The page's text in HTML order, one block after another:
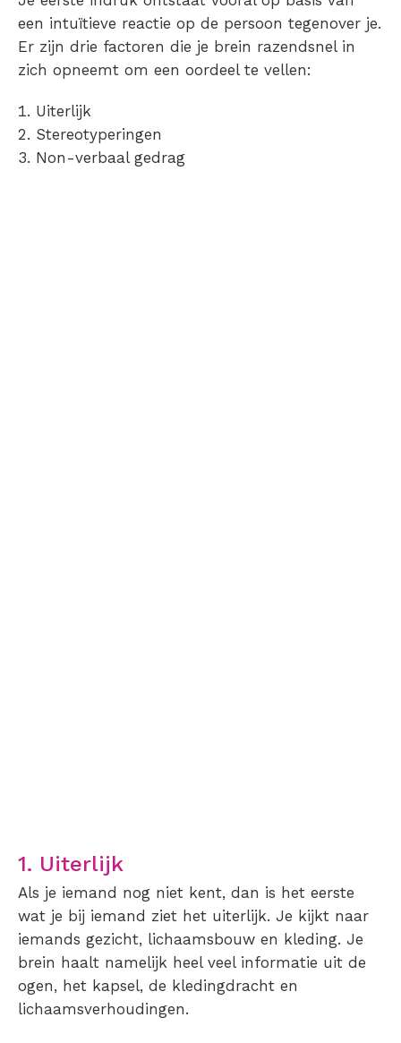
een intuïtieve reactie op de persoon tegenover je.
Er zijn drie factoren die je brein razendsnel in
zich opneemt om een oordeel te vellen:
Uiterlijk
Stereotyperingen
Non-verbaal gedrag
1. Uiterlijk
Als je iemand nog niet kent, dan is het eerste
wat je bij iemand ziet het uiterlijk. Je kijkt naar
iemands gezicht, lichaamsbouw en kleding. Je
brein haalt namelijk heel veel informatie uit de
ogen, het kapsel, de kledingdracht en
lichaamsverhoudingen.